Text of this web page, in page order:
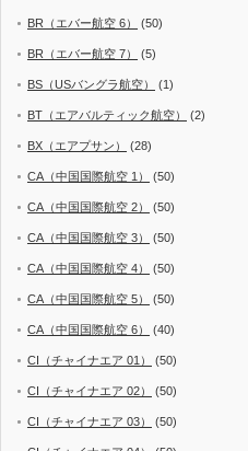
BR（エバー航空 6） (50)
BR（エバー航空 7） (5)
BS（USバングラ航空） (1)
BT（エアバルティック航空） (2)
BX（エアプサン） (28)
CA（中国国際航空 1） (50)
CA（中国国際航空 2） (50)
CA（中国国際航空 3） (50)
CA（中国国際航空 4） (50)
CA（中国国際航空 5） (50)
CA（中国国際航空 6） (40)
CI（チャイナエア 01） (50)
CI（チャイナエア 02） (50)
CI（チャイナエア 03） (50)